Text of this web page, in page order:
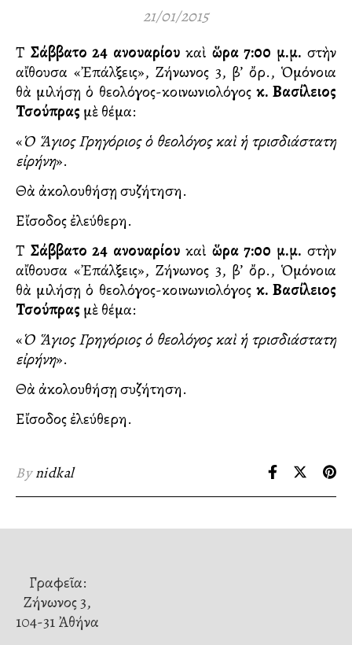
21/01/2015
Σάββατο 24 Ἰανουαρίουκαὶ ὥρα 7:00 μ.μ. στὴν
αἴθουσα «Ἐπάλξεις», Ζήνωνος 3, β’ ὄρ., Ὁμόνοια
θὰ μιλήσῃ ὁ θεολόγος-κοινωνιολόγος κ. Βασίλειος
Τσούπρας μὲ θέμα:
«Ὁ Ἅγιος Γρηγόριος ὁ θεολόγος καὶ ἡ τρισδιάστατη
εἰρήνη».
Θὰ ἀκολουθήσῃ συζήτηση.
Εἴσοδος ἐλεύθερη.
Τὸ Σάββατο 24 Ἰανουαρίουκαὶ ὥρα 7:00 μ.μ. στὴν
αἴθουσα «Ἐπάλξεις», Ζήνωνος 3, β’ ὄρ., Ὁμόνοια
θὰ μιλήσῃ ὁ θεολόγος-κοινωνιολόγος κ. Βασίλειος
Τσούπρας μὲ θέμα:
«Ὁ Ἅγιος Γρηγόριος ὁ θεολόγος καὶ ἡ τρισδιάστατη
εἰρήνη».
Θὰ ἀκολουθήσῃ συζήτηση.
Εἴσοδος ἐλεύθερη.
Bynidkal
Γραφεῖα:
Ζήνωνος 3,
104-31 Ἀθήνα